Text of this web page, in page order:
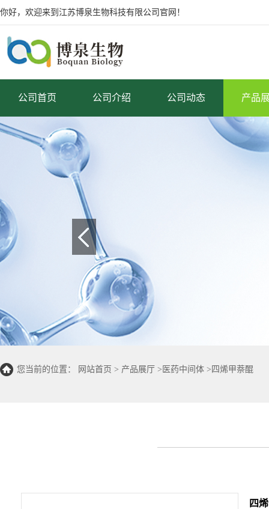
你好，欢迎来到江苏博泉生物科技有限公司官网！
公司首页 公司介绍 公司动态 产品
您当前的位置： 网站首页 > 产品展厅 > 医药中间体 > 四烯甲萘醌
四